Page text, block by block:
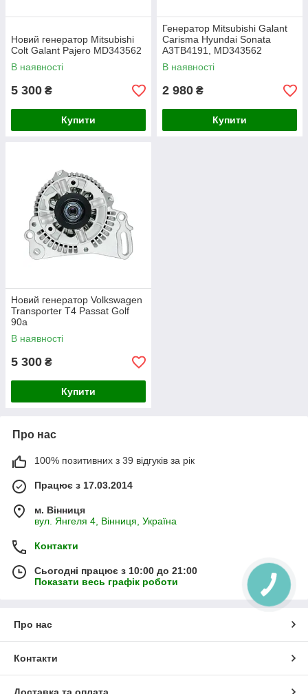
Новий генератор Mitsubishi
Colt Galant Pajero MD343562
В наявності
5 300 ₴
Купити
Генератор Mitsubishi Galant
Carisma Hyundai Sonata
A3TB4191, MD343562
В наявності
2 980 ₴
Купити
Новий генератор Volkswagen
Transporter T4 Passat Golf
90а
В наявності
5 300 ₴
Купити
Про нас
100% позитивних з 39 відгуків за рік
Працює з 17.03.2014
м. Вінниця
вул. Янгеля 4, Вінниця, Україна
Контакти
Сьогодні працює з 10:00 до 21:00
Показати весь графік роботи
Про нас
Контакти